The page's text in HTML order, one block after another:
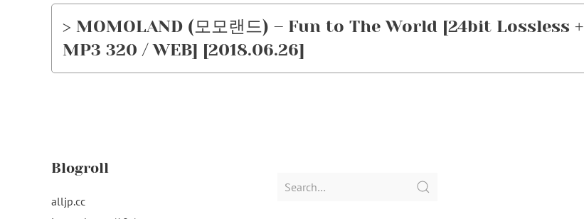
> MOMOLAND (모모랜드) – Fun to The World [24bit Lossless +
MP3 320 / WEB] [2018.06.26]
Blogroll
alljp.cc
Search